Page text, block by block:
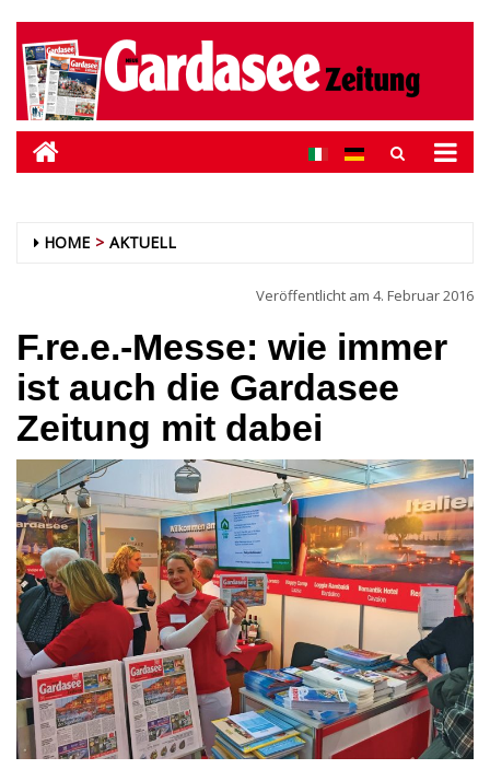
HOME AKTUELL
Veröffentlicht am 4. Februar 2016
F.re.e.-Messe: wie immer
ist auch die Gardasee
Zeitung mit dabei